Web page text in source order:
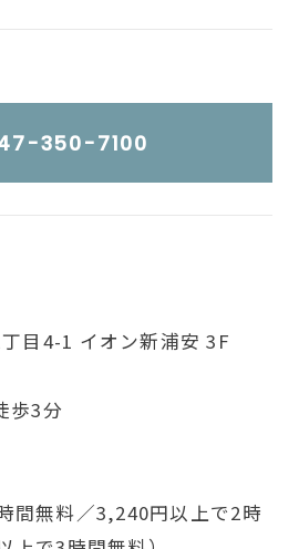
350-7100
目4-1 イオン新浦安 3F
歩3分
間無料／3,240円以上で2時